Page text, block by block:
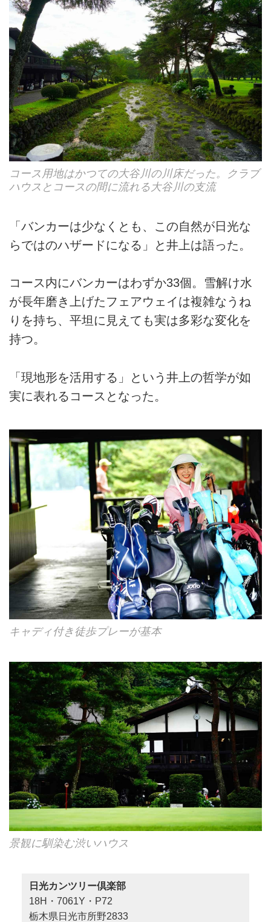
コース用地はかつての大谷川の川床だった。クラブ
ハウスとコースの間に流れる大谷川の支流
「バンカーは少なくとも、この自然が日光な
らではのハザードになる」と井上は語った。
コース内にバンカーはわずか33個。雪解け水
が長年磨き上げたフェアウェイは複雑なうね
りを持ち、平坦に見えても実は多彩な変化を
持つ。
「現地形を活用する」という井上の哲学が如
実に表れるコースとなった。
キャディ付き徒歩プレーが基本
景観に馴染む渋いハウス
日光カンツリー倶楽部
18H・7061Y・P72
栃木県日光市所野2833